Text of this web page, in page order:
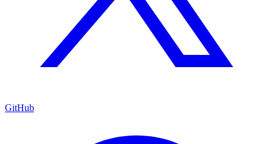
GitHub